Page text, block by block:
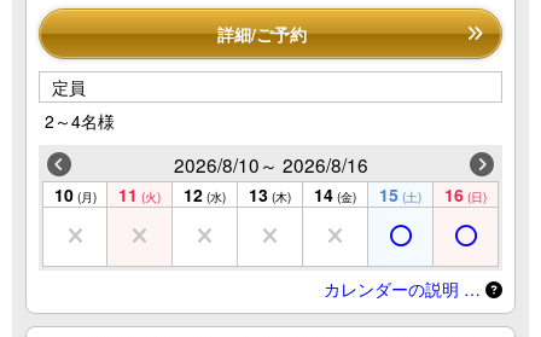
詳細/ご予約
定員
2～4名様
2026/8/10～ 2026/8/16
10 (月) 11 (火) 12 (水) 13 (木) 14 (金) 15 (土) 16 (日)
カレンダーの説明 …